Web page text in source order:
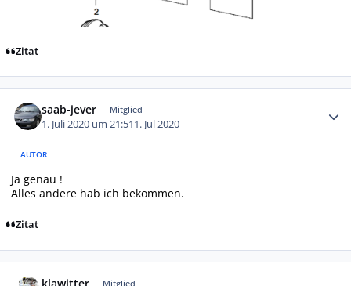
Zitat
saab-jever Mitglied
1. Juli 2020 um 21:511. Jul 2020
AUTOR
Ja genau !
Alles andere hab ich bekommen.
Zitat
Mitglied